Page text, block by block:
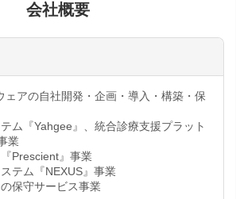
会社概要
ェアの自社開発・企画・導入・構築・保
ム『Yahgee』、統合診療支援プラット
業
Prescient』事業
テム『NEXUS』事業
保守サービス事業